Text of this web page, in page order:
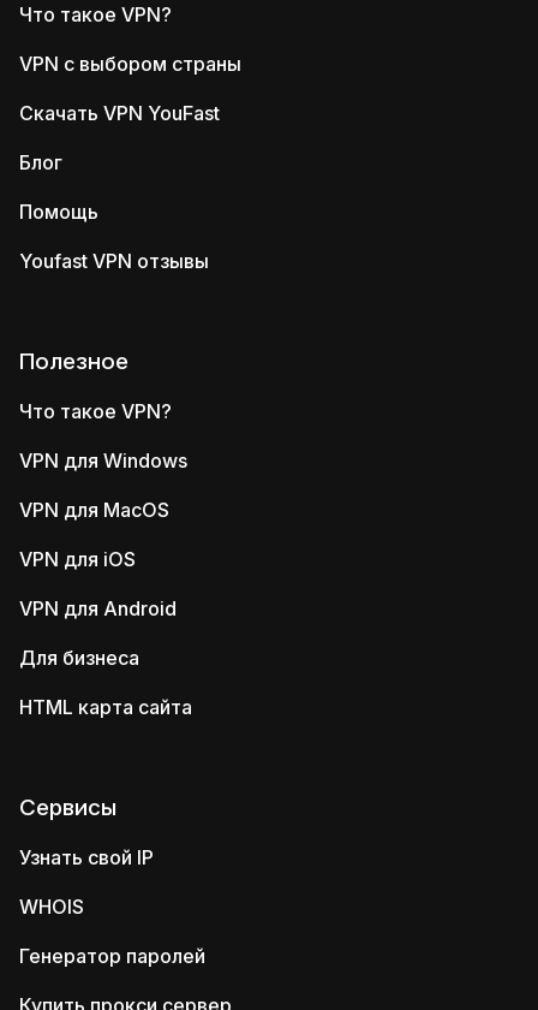
Что такое VPN?
VPN с выбором страны
Скачать VPN YouFast
Блог
Помощь
Youfast VPN отзывы
Полезное
Что такое VPN?
VPN для Windows
VPN для MacOS
VPN для iOS
VPN для Android
Для бизнеса
HTML карта сайта
Сервисы
Узнать свой IP
WHOIS
Генератор паролей
Купить прокси сервер